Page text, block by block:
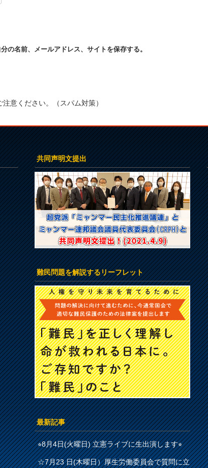
の名前、メールアドレス、サイトを保存する。
意ください。（スパム対策）
共同声明文提出
難民問題を解説するリーフレット
最新記事
⭐︎8月4日(火曜日) 立憲ライブに生出演します⭐︎
☆7月23 日(木曜日）厚生労働委員会で質問に立